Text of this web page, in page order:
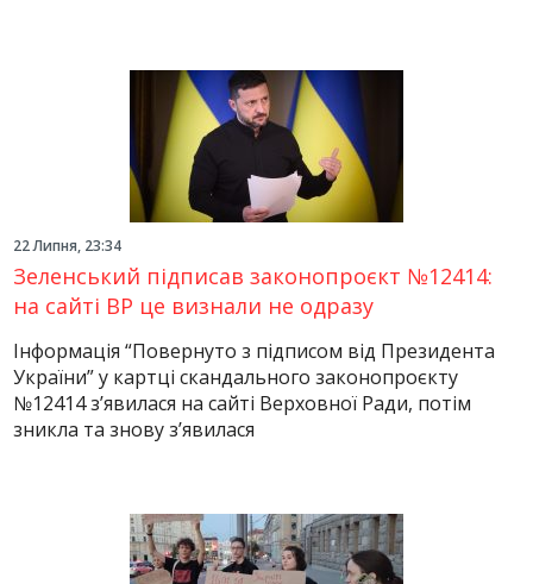
22 Липня, 23:34
Зеленський підписав законопроєкт №12414:
на сайті ВР це визнали не одразу
Інформація “Повернуто з підписом від Президента
України” у картці скандального законопроєкту
№12414 з’явилася на сайті Верховної Ради, потім
зникла та знову з’явилася